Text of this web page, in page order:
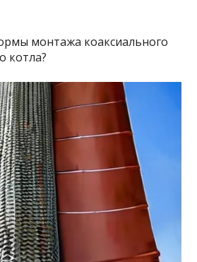
монтажа коаксиального
котла?